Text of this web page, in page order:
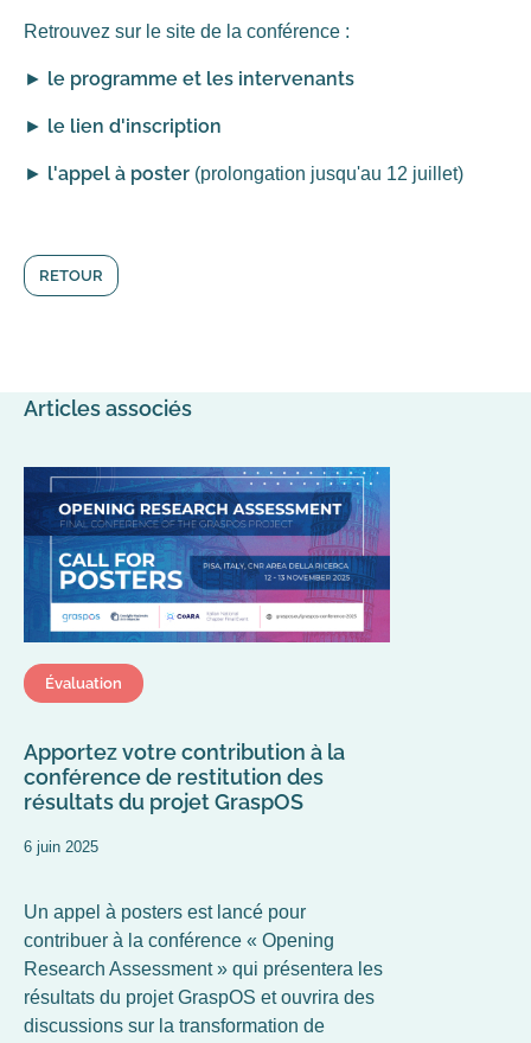
Retrouvez sur le site de la conférence :
► le programme et les intervenants
► le lien d'inscription
► l'appel à poster (prolongation jusqu'au 12 juillet)
RETOUR
Articles associés
Évaluation
Apportez votre contribution à la
conférence de restitution des
résultats du projet GraspOS
6 juin 2025
Un appel à posters est lancé pour
contribuer à la conférence « Opening
Research Assessment » qui présentera les
résultats du projet GraspOS et ouvrira des
discussions sur la transformation de